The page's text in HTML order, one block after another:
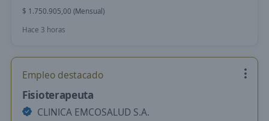
$ 1.750.905,00 (Mensual)
Hace 3 horas
Empleo destacado
Fisioterapeuta
CLINICA EMCOSALUD S.A.